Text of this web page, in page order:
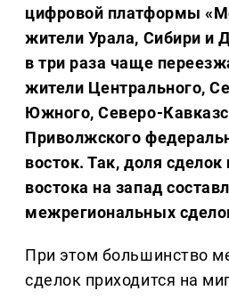
цифровой платформы
жители Урала, Сибири и
в три раза чаще
жители Центрального,
Южного, Северо-
Приволжского
восток. Так, доля сделок
востока на запад
межрегиональных
При этом большинство
сделок приходится на